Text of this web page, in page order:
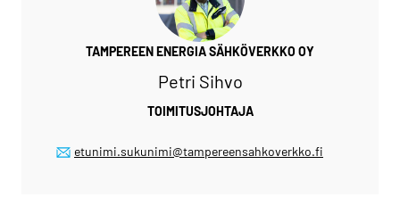
TAMPEREEN ENERGIA SÄHKÖVERKKO OY
Petri Sihvo
TOIMITUSJOHTAJA
etunimi.sukunimi@tampereensahkoverkko.fi